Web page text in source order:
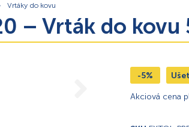
Vrtáky do kovu
– Vrták do kovu
-5%
Akciová cena